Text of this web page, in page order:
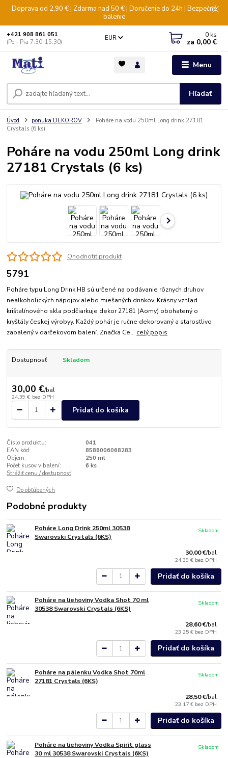
Doprava od 2,90 € | Zdarma nad 50 € | Doručenie do 24h | Bezpečné
balenie
Menu
EUR
Hľadať
+421 908 861 051
(Po - Pia 7:30-15:30)
0 ks
za 0,00 €
Úvod ponuka DEKOROV
Poháre na vodu 250ml Long drink 27181
Crystals (6 ks)
Poháre na vodu 250ml Long drink
27181 Crystals (6 ks)
Ohodnotiť produkt
5791
Poháre typu Long Drink HB sú určené na podávanie rôznych druhov
nealkoholických nápojov alebo miešaných drinkov. Krásny vzhľad
krištalínového skla podčiarkuje dekor 27181 (Aomy) obohatený o
kryštály českej výrobyy. Každý pohár je ručne dekorovaný a starostlivo
zabalený v darčekovom balení. Značka Ce... celý popis
Dostupnosť Skladom
30,00 €/bal
24,39 € bez DPH
Pridať do košíka
Číslo produktu:
041
EAN kód:
8588006068283
Objem:
250 ml
Počet kusov v balení:
6 ks
Strážiť cenu / dostupnosť
Do obľúbených
Podobné produkty
Poháre Long Drink 250ml 30538
Swarovski Crystals (6KS)
30,00 €/bal
24,39 € bez DPH
Skladom
Pridať do košíka
Poháre na liehoviny Vodka Shot 70 ml
30538 Swarovski Crystals (6KS)
28,60 €/bal
23,25 € bez DPH
Skladom
Pridať do košíka
Poháre na pálenku Vodka Shot 70ml
27181 Crystals (6KS)
28,50 €/bal
23,17 € bez DPH
Skladom
Pridať do košíka
Poháre na liehoviny Vodka Spirit glass
30 ml 30538 Swarovski Crystals (6KS)
Skladom